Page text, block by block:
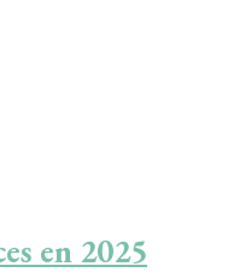
en 2025